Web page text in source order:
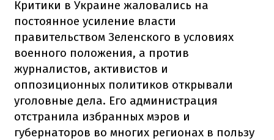
Критики в Украине жаловались на
постоянное усиление власти
правительством Зеленского в условиях
военного положения, а против
журналистов, активистов и
оппозиционных политиков открывали
уголовные дела. Его администрация
отстранила избранных мэров и
губернаторов во многих регионах в пользу